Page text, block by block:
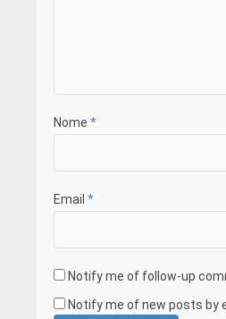
Nome *
Email *
Notify me of follow-up
Notify me of new posts by